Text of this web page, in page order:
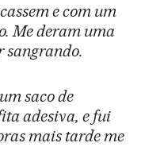
e com um
Me deram uma
sangrando.
saco de
adesiva, e fui
mais tarde me